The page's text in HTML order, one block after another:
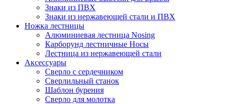
Знаки из ПВХ
Знаки из нержавеющей стали и ПВХ
Ножка лестницы
Алюминиевая лестница Nosing
Карборунд лестничные Носы
Лестница из нержавеющей стали
Аксессуары
Сверло с сердечником
Сверлильный станок
Шаблон бурения
Сверло для молотка